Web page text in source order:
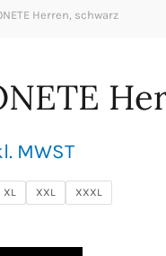
Herren, schwarz
MWST
XL XXL
XXXL